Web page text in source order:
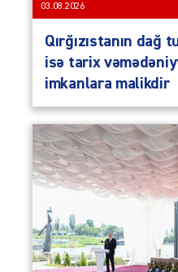
03.08.2026
Qırğızıstanın dağ
isə tarix
imkanlara malikdir